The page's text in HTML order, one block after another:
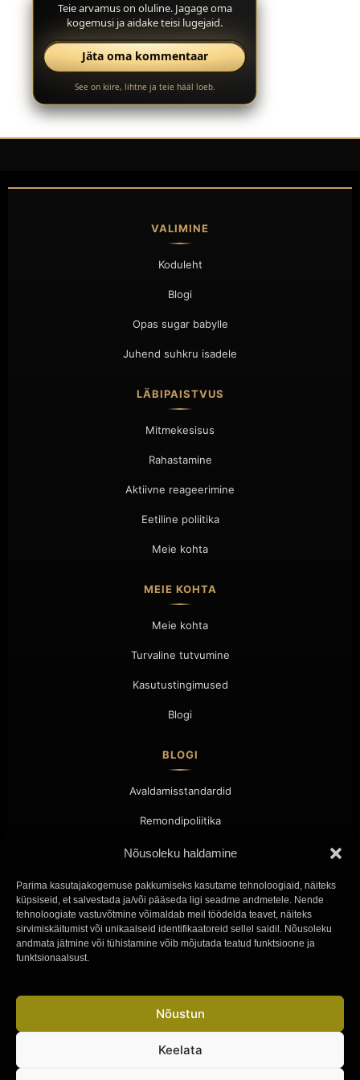
Nõusoleku haldamine
Parima kasutajakogemuse pakkumiseks kasutame tehnoloogiaid, näiteks
küpsiseid, et salvestada ja/või pääseda ligi seadme andmetele. Nende
tehnoloogiate vastuvõtmine võimaldab meil töödelda teavet, näiteks
sirvimiskäitumist või unikaalseid identifikaatoreid sellel saidil. Nõusoleku
andmata jätmine või tühistamine võib mõjutada teatud funktsioone ja
funktsionaalsust.
Nõustun
Keelata
Teie arvamus on oluline. Jagage oma
kogemusi ja aidake teisi lugejaid.
Jäta oma kommentaar
See on kiire, lihtne ja teie hääl loeb.
VALIMINE
Koduleht
Blogi
Opas sugar babylle
Juhend suhkru isadele
LÄBIPAISTVUS
Mitmekesisus
Rahastamine
Aktiivne reageerimine
Eetiline poliitika
Meie kohta
MEIE KOHTA
Meie kohta
Turvaline tutvumine
Kasutustingimused
Blogi
BLOGI
Avaldamisstandardid
Remondipoliitika
Koostöö
Kontakt
KONTAKT
Privaatsuspoliitika